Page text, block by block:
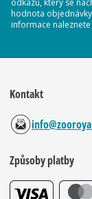
odkazu, který se
hodnota
informace
Kontakt
Způsoby platby